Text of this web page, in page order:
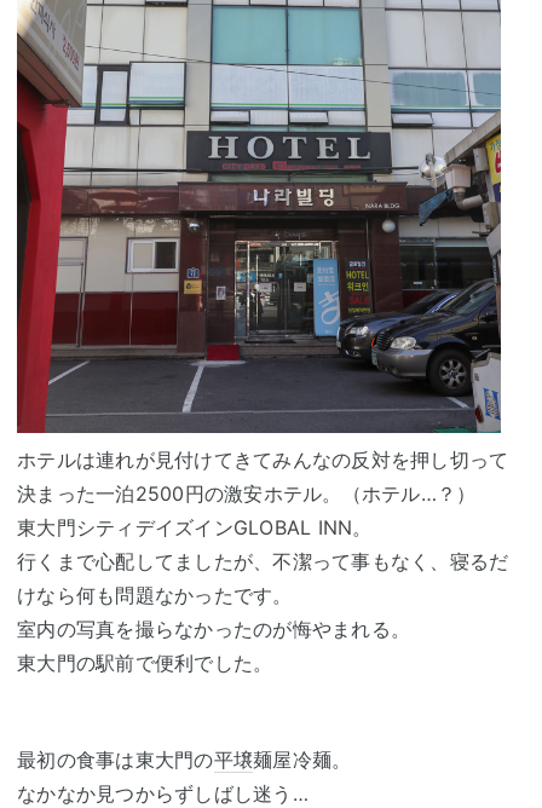
ホテルは連れが見付けてきてみんなの反対を押し切って
決まった一泊2500円の激安ホテル。（ホテル…？）
東大門シティデイズインGLOBAL INN。
行くまで心配してましたが、不潔って事もなく、寝るだ
けなら何も問題なかったです。
室内の写真を撮らなかったのが悔やまれる。
東大門の駅前で便利でした。
最初の食事は東大門の平壌麺屋冷麺。
なかなか見つからずしばし迷う…